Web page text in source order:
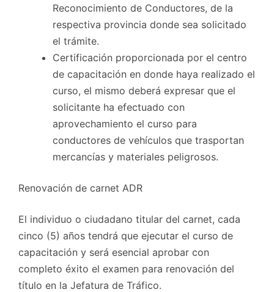
Reconocimiento de Conductores, de la
respectiva provincia donde sea solicitado
el trámite.
Certificación proporcionada por el centro
de capacitación en donde haya realizado el
curso, el mismo deberá expresar que el
solicitante ha efectuado con
aprovechamiento el curso para
conductores de vehículos que trasportan
mercancías y materiales peligrosos.
Renovación de carnet ADR
El individuo o ciudadano titular del carnet, cada
cinco (5) años tendrá que ejecutar el curso de
capacitación y será esencial aprobar con
completo éxito el examen para renovación del
título en la Jefatura de Tráfico.